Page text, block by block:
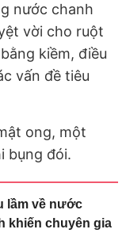
nước chanh
vời cho ruột
kiềm, điều
vấn đề tiêu
ong, một
bụng đói.
lầm về nước
khiến chuyên gia